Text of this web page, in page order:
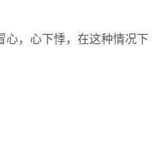
心，心下悸，在这种情况下